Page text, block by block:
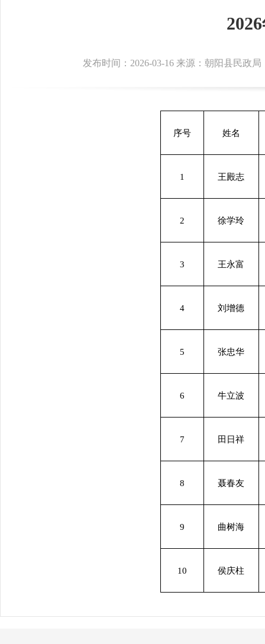
发布时间：2026-03-16 来源：朝阳县民政局
序号 姓名
1 王殿志
2 徐学玲
3 王永富
4 刘增德
5 张忠华
6 牛立波
7 田日祥
8 聂春友
9 曲树海
10 侯庆柱